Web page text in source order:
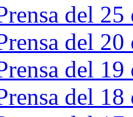
del
del
del
del